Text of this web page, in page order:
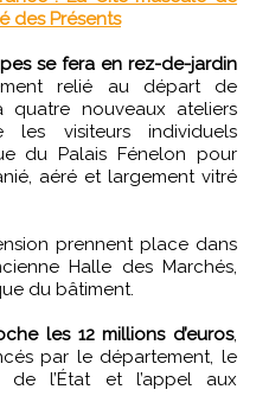
des Présents
se fera en rez-de-jardin
relié au départ de
quatre nouveaux ateliers
les visiteurs individuels
du Palais Fénelon pour
aéré et largement vitré
prennent place dans
Halle des Marchés,
du bâtiment.
les 12 millions d’euros,
par le département, le
l’État et l’appel aux